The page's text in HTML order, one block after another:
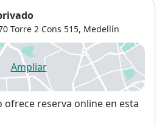
Torre 2 Cons 515, Medellín
Ampliarse abre en una nueva
ofrece reserva online en esta